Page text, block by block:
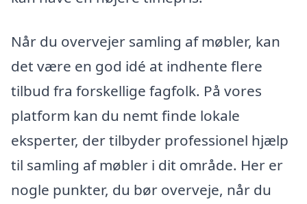
Når du overvejer samling af møbler, kan
det være en god idé at indhente flere
tilbud fra forskellige fagfolk. På vores
platform kan du nemt finde lokale
eksperter, der tilbyder professionel hjælp
til samling af møbler i dit område. Her er
nogle punkter, du bør overveje, når du